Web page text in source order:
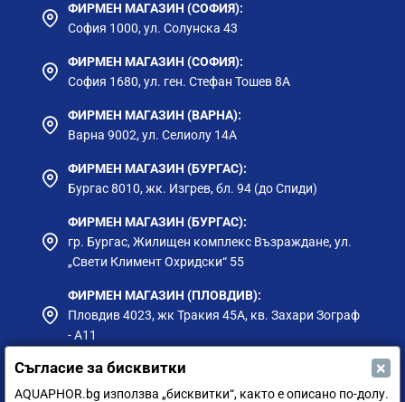
ФИРМЕН МАГАЗИН (СОФИЯ):
София 1000, ул. Солунска 43
ФИРМЕН МАГАЗИН (СОФИЯ):
София 1680, ул. ген. Стефан Тошев 8А
ФИРМЕН МАГАЗИН (ВАРНА):
Варна 9002, ул. Селиолу 14А
ФИРМЕН МАГАЗИН (БУРГАС):
Бургас 8010, жк. Изгрев, бл. 94 (до Спиди)
ФИРМЕН МАГАЗИН (БУРГАС):
гр. Бургас, Жилищен комплекс Възраждане, ул.
„Свети Климент Охридски“ 55
ФИРМЕН МАГАЗИН (ПЛОВДИВ):
Пловдив 4023, жк Тракия 45А, кв. Захари Зограф
- А11
ФИРМЕН МАГАЗИН (РУСЕ):
гр. Русе, ул. Борисова 73, до Приста Ойл
Съгласие за бисквитки ×
AQUAPHOR.bg използва „бисквитки“, както е описано по-долу.